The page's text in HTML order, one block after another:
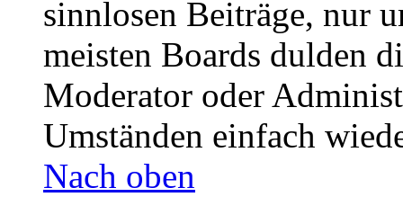
sinnlosen Beiträge, nur
meisten Boards dulden
Moderator oder
Umständen einfach
Nach oben